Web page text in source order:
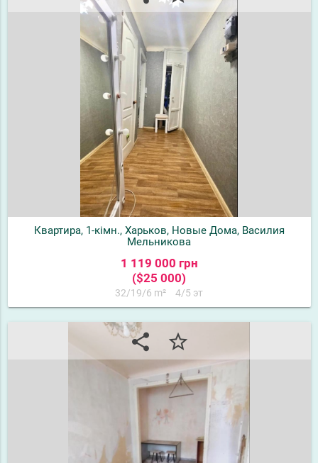
Квартира, 1-кімн., Харьков, Новые Дома, Василия
Мельникова
1 119 000 грн
($25 000)
32/19/6 m² 4/5 эт
share star_border